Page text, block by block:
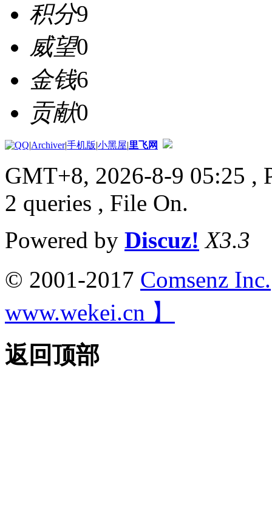
积分9
威望0
金钱6
贡献0
|Archiver|手机版|小黑屋|里飞网
GMT+8, 2026-8-9 05:25 ,
2 queries , File On.
Powered by Discuz! X3.3
© 2001-2017 Comsenz Inc.
www.wekei.cn 】
返回顶部